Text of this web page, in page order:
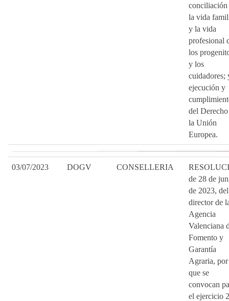
conciliación
la vida
y la vida
profesional
los
y los
cuidadores;
ejecución y
del
la Unión
Europea.
03/07/2023 DOGV CONSELLERIA
de 28 de
de 2023, del
director de
Agencia
Valenciana
Fomento y
Garantía
Agraria,
que se
convocan
el ejercicio